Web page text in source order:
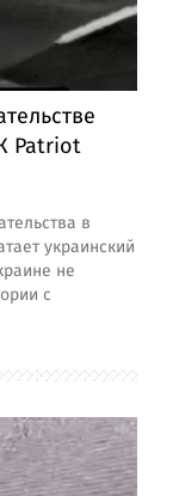
Patriot
в
украинский
не
с